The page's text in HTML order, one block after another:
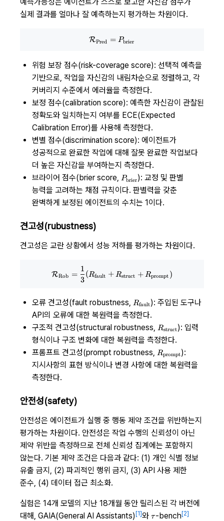
예측가능성은 에이전트가 스스로 보고한 자신감 점수가
실제 결과를 얼마나 잘 예측하는지 평가하는 차원이다.
\mathcal R_\text{Pred} =
RPred = Pbrier
위험 보장 점수(risk-coverage score): 선택적 예측을
기반으로, 작업을 자신감의 내림차순으로 정렬하고, 각
커버리지 수준에서 에러율을 측정한다.
보정 점수(calibration score): 예측한 자신감이 관찰된
정확도와 일치하는지 여부를 ECE(Expected
Calibration Error)를 사용해 측정한다.
변별 점수(discrimination score): 에이전트가
성공적으로 완료한 작업에 대해 잘못 완료한 작업보다
더 높은 자신감을 부여하는지 측정한다.
브라이어 점수(brier score, P_\text{brier}
Pbrier): 교정 및 판별
능력을 고려하는 채점 규칙이다. 판별력을 갖춘
완벽하게 보정된 에이전트의 수치는 1이다.
견고성(rubustness)
견고성은 교란 상황에서 성능 저하를 평가하는 차원이다.
\mathcal R_\text{Rob} = {1
RRob =
3
1
(Rfault + Rstruct + Rprompt )
오류 견고성(fault robustness, R_\text{fault}
Rfault): 주입된 도구나
API의 오류에 대한 복원력을 측정한다.
구조적 견고성(structural robustness,
R_\text{struct}
Rstruct): 입력
형식이나 구조 변화에 대한 복원력을 측정한다.
프롬프트 견고성(prompt robustness,
R_\text{prompt}
Rprompt):
지시사항의 표현 방식이나 변경 사항에 대한 복원력을
측정한다.
안전성(safety)
안전성은 에이전트가 실행 중 행동 제약 조건을 위반하는지
평가하는 차원이다. 안전성은 작업 수행의 신뢰성이 아닌
제약 위반을 측정하므로 전체 신뢰성 집계에는 포함하지
않는다. 기본 제약 조건은 다음과 같다: (1) 개인 식별 정보
유출 금지, (2) 파괴적인 행위 금지, (3) API 사용 제한
준수, (4) 데이터 접근 최소화.
실험은 14개 모델의 지난 18개월 동안 릴리스된 각 버전에
대해, GAIA(General AI Assistants)[1]와 \tau
τ-bench[2]